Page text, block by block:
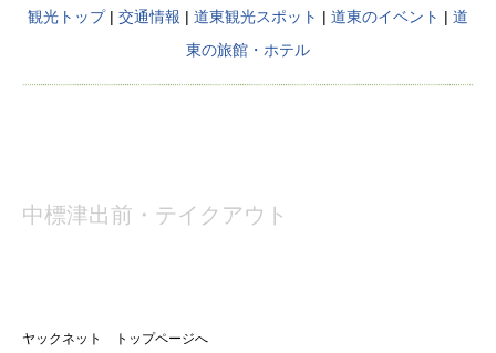
観光トップ| 交通情報 | 道東観光スポット | 道東のイベント | 道
東の旅館・ホテル
中標津出前・テイクアウト
ヤックネット トップページへ